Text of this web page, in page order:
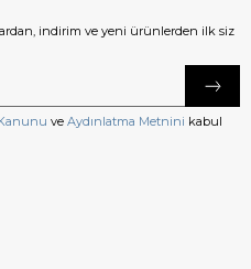
indirim ve yeni ürünlerden ilk siz
ve Aydınlatma Metnini kabul